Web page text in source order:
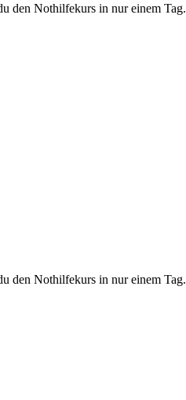
den Nothilfekurs in nur einem Tag.
den Nothilfekurs in nur einem Tag.